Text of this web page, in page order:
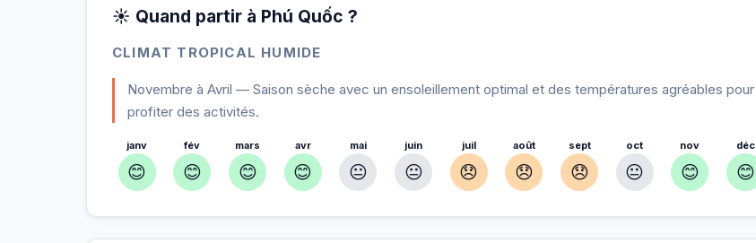
☀️ Quand partir à Phú Quốc ?
CLIMAT TROPICAL HUMIDE
Novembre à Avril — Saison sèche avec un ensoleillement optimal et des températures agréables pour
profiter des activités.
janv
😊
fév
😊
mars
😊
avr
😊
mai
😐
juin
😐
juil
😞
août
😞
sept
😞
oct
😐
nov
😊
déc
😊